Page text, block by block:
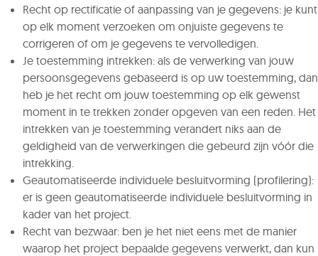
Recht op rectificatie of aanpassing van je gegevens: je kunt
op elk moment verzoeken om onjuiste gegevens te
corrigeren of om je gegevens te vervolledigen.
Je toestemming intrekken: als de verwerking van jouw
persoonsgegevens gebaseerd is op uw toestemming, dan
heb je het recht om jouw toestemming op elk gewenst
moment in te trekken zonder opgeven van een reden. Het
intrekken van je toestemming verandert niks aan de
geldigheid van de verwerkingen die gebeurd zijn vóór die
intrekking.
Geautomatiseerde individuele besluitvorming (profilering):
er is geen geautomatiseerde individuele besluitvorming in
kader van het project.
Recht van bezwaar: ben je het niet eens met de manier
waarop het project bepaalde gegevens verwerkt, dan kun